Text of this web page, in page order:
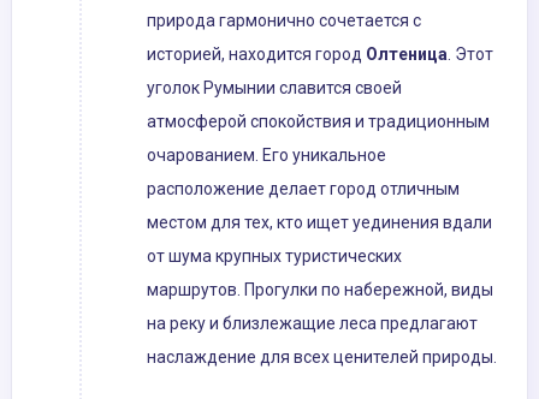
природа гармонично сочетается с
историей, находится город Олтеница . Этот
уголок Румынии славится своей
атмосферой спокойствия и традиционным
очарованием. Его уникальное
расположение делает город отличным
местом для тех, кто ищет уединения вдали
от шума крупных туристических
маршрутов. Прогулки по набережной, виды
на реку и близлежащие леса предлагают
наслаждение для всех ценителей природы.